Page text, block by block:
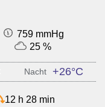
759 mmHg
25 %
Nacht +26°C
12 h 28 min